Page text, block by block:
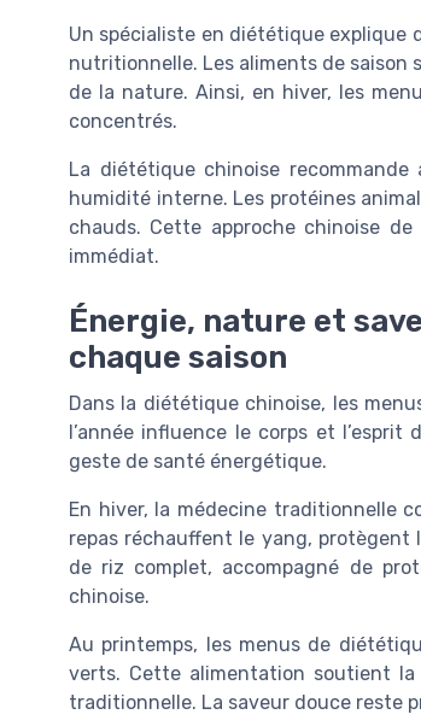
Un spécialiste en diététique explique
nutritionnelle. Les aliments de saison
de la nature. Ainsi, en hiver, les
concentrés.
La diététique chinoise
humidité interne. Les protéines
chauds. Cette approche chinoise
immédiat.
Énergie, nature et
chaque saison
Dans la diététique chinoise, les
l’année influence le corps et
geste de santé énergétique.
En hiver, la médecine traditionnelle
repas réchauffent le yang, protègent
de riz complet, accompagné de
chinoise.
Au printemps, les menus de
verts. Cette alimentation soutient
traditionnelle. La saveur douce reste